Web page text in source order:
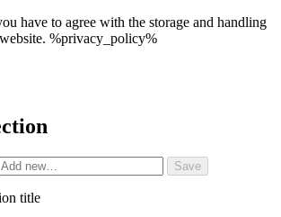
have to agree with the storage and handling
%privacy_policy%
title